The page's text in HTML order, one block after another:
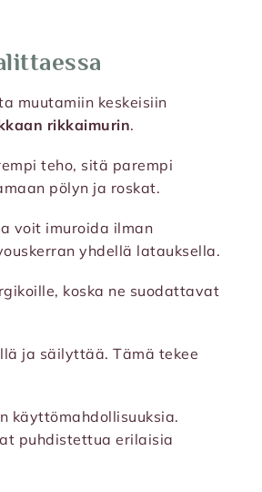
muutamiin keskeisiin
rikkaimurin.
teho, sitä parempi
pölyn ja roskat.
voit imuroida ilman
yhdellä latauksella.
koska ne suodattavat
ja säilyttää. Tämä tekee
käyttömahdollisuuksia.
puhdistettua erilaisia